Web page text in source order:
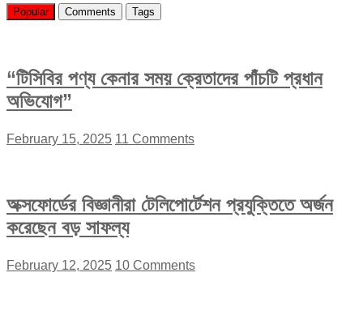
Popular Comments Tags
“টিসিবির পণ্য কেনার সময় ক্রেতাদের পাঁচটি প্রধান
অভিযোগ”
February 15, 2025 11 Comments
অক্সফোর্ডের বিজ্ঞানীরা টেলিপোর্টেশন প্রযুক্তিতে অর্জন
করেছেন বড় সাফল্য
February 12, 2025 10 Comments